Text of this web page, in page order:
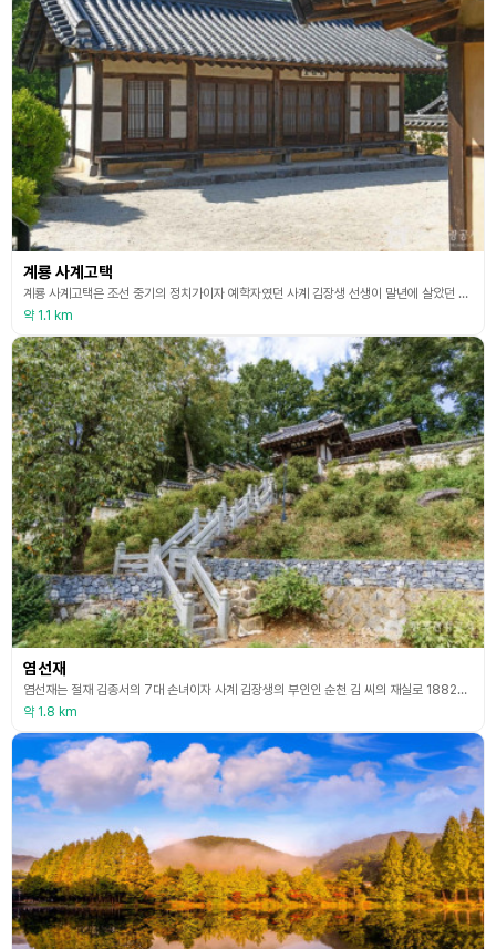
계룡 사계고택
계룡 사계고택은 조선 중기의 정치가이자 예학자였던 사계 김장생 선생이 말년에 살았던 집으로 후학 양성과 학문에 전념하던 곳이다. 현재 충청남도 기념물 제190호로 지정되어 있다. 약 2800여 평의 넓은 대지에 남쪽으로부터 대문채·은농재·행랑채·안채, 그리고 그 뒤에 가묘가 일곽을 이루며 배치되어 있다. 또 안채의 왼쪽 편에 나 있는 협문을 지나면 다시 안별당 건물이 있고 그 앞쪽으로 큰 연못이 있는데 이 주변에는 많은 괴목들이 우거져 풍취를 더 하여
약 1.1 km
염선재
염선재는 절재 김종서의 7대 손녀이자 사계 김장생의 부인인 순천 김 씨의 재실로 1882년에 건립하였다. 순천 김 씨는 어려서부터 효성이 지극하였고, 17세에 사계 선생의 계배로 들어와 선생이 돌아가신 뒤 삼년상을 치르고 식음을 전폐하다가 세상을 떠났다. 이에 연산 유림들이 임금에게 글을 올려 광무 10년(1906년)에 나라에서 효열의 정려를 내렸고 정부인에 봉해졌다. 정려각은 정려로서는 드물게 다포형식을 취하는 등 화려한 것이 특징이다. 자손들이 부군
약 1.8 km